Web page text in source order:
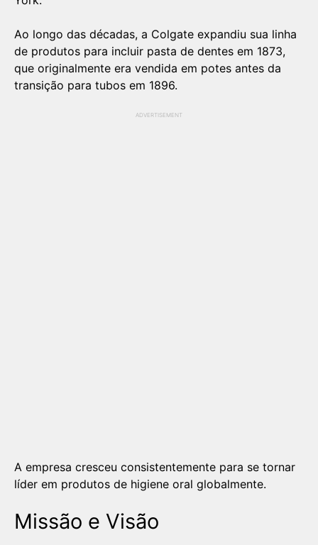
Ao longo das décadas, a Colgate expandiu sua linha
de produtos para incluir pasta de dentes em 1873,
que originalmente era vendida em potes antes da
transição para tubos em 1896.
ADVERTISEMENT
A empresa cresceu consistentemente para se tornar
líder em produtos de higiene oral globalmente.
Missão e Visão